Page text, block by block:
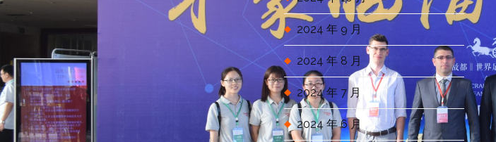
2024 年 9 月
2024 年 8 月
2024 年 7 月
2024 年 6 月